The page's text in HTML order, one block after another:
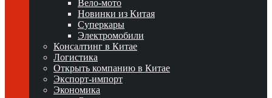
Вело-мото
Новинки из Китая
Суперкары
Электромобили
Консалтинг в Китае
Логистика
Открыть компанию в Китае
Экспорт-импорт
Экономика